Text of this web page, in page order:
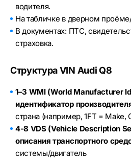
водителя.
На табличке в дверном
В документах: ПТС,
страховка.
Структура VIN Audi Q8
1–3 WMI (World Manufacturer
идентификатор
страна (например, 1FT =
4-8 VDS (Vehicle Description
описания транспортного
системы/двигатель